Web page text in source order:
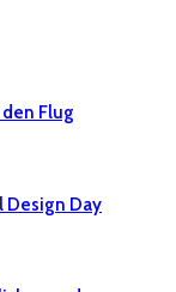
Flug
Design Day